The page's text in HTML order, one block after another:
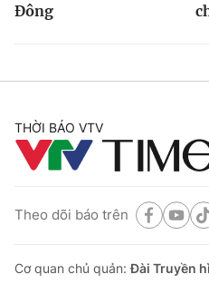
Đông
THỜI BÁO VTV
Theo dõi báo trên
Cơ quan chủ quản:Đài Truyền